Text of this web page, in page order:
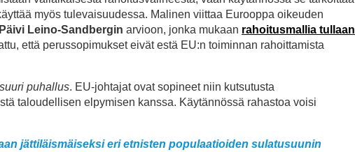
myös tulevaisuudessa. Malinen viittaa Eurooppa oikeuden
Päivi Leino-Sandbergin arvioon, jonka mukaan rahoitusmallia tullaan
että perussopimukset eivät estä EU:n toiminnan rahoittamista
puhallus. EU-johtajat ovat sopineet niin kutsutusta
taloudellisen elpymisen kanssa. Käytännössä rahastoa voisi
jättiläismäiseksi eri etnisten populaatioiden sulatusuunin